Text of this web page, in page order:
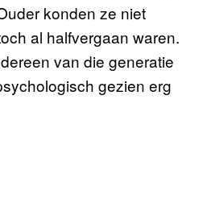
konden ze niet
al halfvergaan waren.
van die generatie
gezien erg